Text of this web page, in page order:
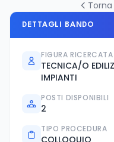
DETTAGLI BANDO
FIGURA RICERCATA
TECNICA/O
IMPIANTI
POSTI DISPONIBILI
2
TIPO PROCEDURA
COLLOQUIO